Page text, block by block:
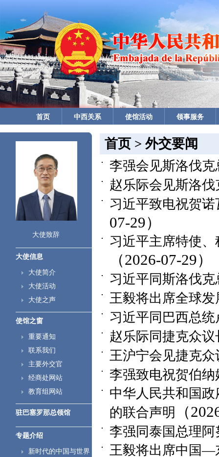
首页 中西关系 使馆活动 领事服务
大使致辞
大使信息
大使简介
大使活动
大使之声
使馆之窗
重要通知
联系我们
主要外交官
经商处网站
教育组网站
驻巴塞罗那总领馆
专题介绍
新时代的中国与世界
首页 > 外交要闻
李强会见斯洛伐
赵乐际会见斯洛
习近平致电祝贺
07-29）
习近平主席特使
（2026-07-29）
习近平同斯洛伐
王毅将出席全球
习近平同巴西总
赵乐际同捷克众
王沪宁会见捷克
李强致电祝贺伯
中华人民共和国
的联合声明
（
李强同泰国总理阿
王毅将出席中国—